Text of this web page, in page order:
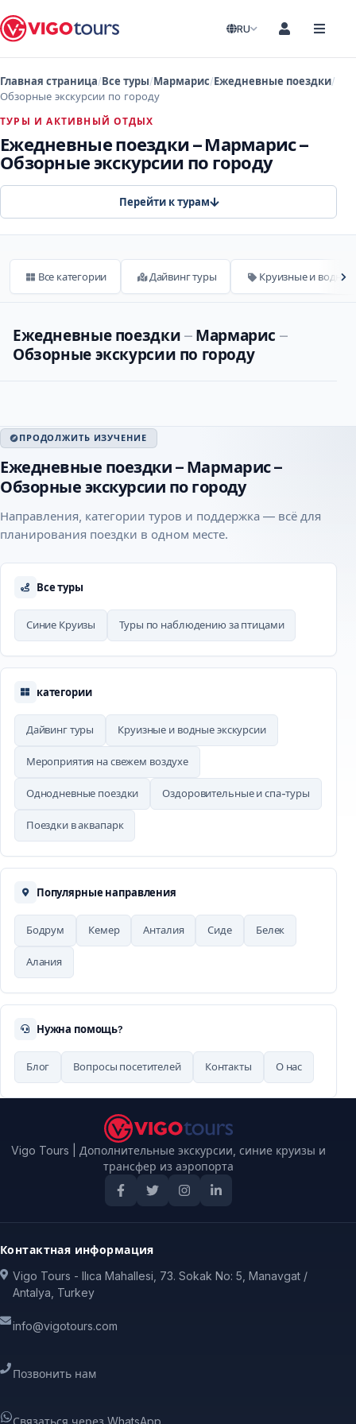
RU
Главная страница Все туры Мармарис Ежедневные поездки
Обзорные экскурсии по городу
ТУРЫ И АКТИВНЫЙ ОТДЫХ
Ежедневные поездки – Мармарис –
Обзорные экскурсии по городу
Перейти к турам
Все категории Дайвинг туры Круизные и водные
Ежедневные поездки –Мармарис –
Обзорные экскурсии по городу
ПРОДОЛЖИТЬ ИЗУЧЕНИЕ
Ежедневные поездки – Мармарис –
Обзорные экскурсии по городу
Направления, категории туров и поддержка — всё для
планирования поездки в одном месте.
Все туры
Синие Круизы Туры по наблюдению за птицами
категории
Дайвинг туры Круизные и водные экскурсии
Мероприятия на свежем воздухе
Однодневные поездки Оздоровительные и спа-туры
Поездки в аквапарк
Популярные направления
Бодрум Кемер Анталия Сиде Белек
Алания
Нужна помощь?
Блог Вопросы посетителей Контакты О нас
Vigo Tours | Дополнительные экскурсии, синие круизы и
трансфер из аэропорта
Контактная информация
Vigo Tours - Ilıca Mahallesi, 73. Sokak No: 5, Manavgat /
Antalya, Turkey
info@vigotours.com
Позвонить нам
Связаться через WhatsApp